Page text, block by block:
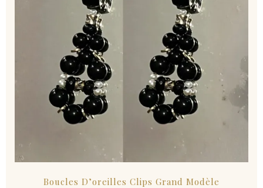
Boucles D’oreilles Clips Grand Modèle